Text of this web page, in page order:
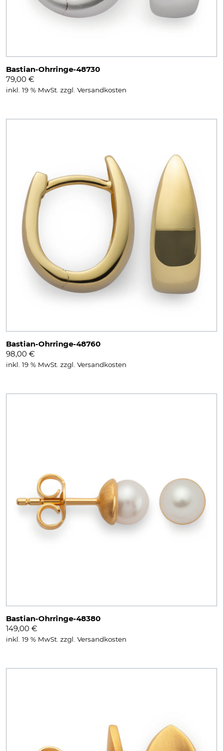
Bastian-Ohrringe-48730
79,00 €
inkl. 19 % MwSt. zzgl. Versandkosten
Bastian-Ohrringe-48760
98,00 €
inkl. 19 % MwSt. zzgl. Versandkosten
Bastian-Ohrringe-48380
149,00 €
inkl. 19 % MwSt. zzgl. Versandkosten